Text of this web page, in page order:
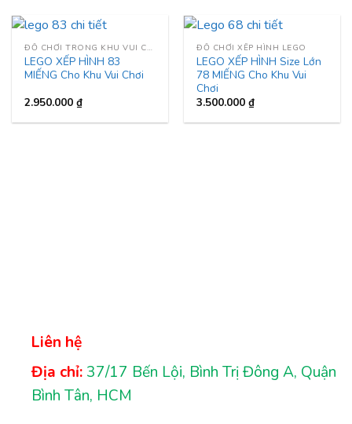
ĐỒ CHƠI TRONG KHU VUI CHƠI
LEGO XẾP HÌNH 83
MIẾNG Cho Khu Vui Chơi
2.950.000₫
ĐỒ CHƠI XẾP HÌNH LEGO
LEGO XẾP HÌNH Size Lớn
78 MIẾNG Cho Khu Vui
Chơi
3.500.000₫
Liên hệ
Địa chỉ: 37/17 Bến Lội, Bình Trị Đông A, Quận
Bình Tân, HCM